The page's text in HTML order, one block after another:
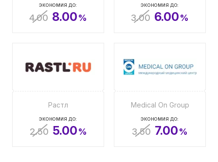
ЭКОНОМИЯ ДО:
4.00 8.00%
ЭКОНОМИЯ ДО:
3.00 6.00%
Растл
ЭКОНОМИЯ ДО:
2.50 5.00%
Medical On Group
ЭКОНОМИЯ ДО:
3.50 7.00%